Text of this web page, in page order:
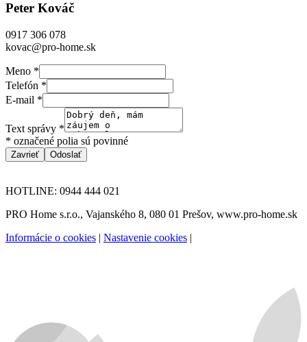
Peter Kováč
0917 306 078
kovac@pro-home.sk
Meno *
Telefón *
E-mail *
Text správy *
* označené polia sú povinné
Zavrieť Odoslať
HOTLINE: 0944 444 021
PRO Home s.r.o., Vajanského 8, 080 01 Prešov, www.pro-home.sk
Informácie o cookies | Nastavenie cookies |